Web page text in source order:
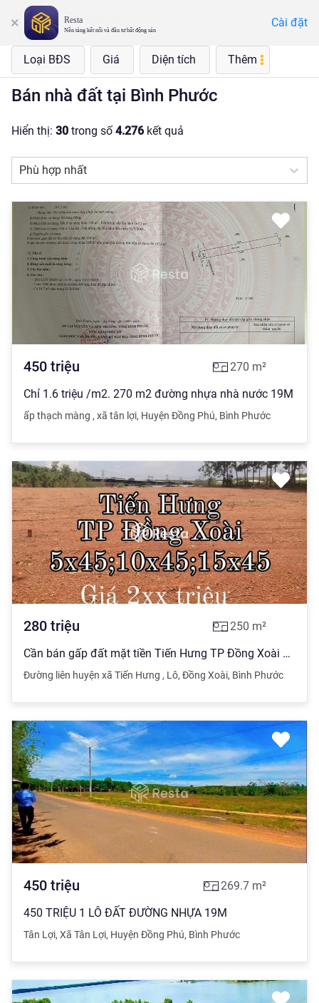
Resta
Nền tảng kết nối và đầu tư bất động sản
Cài đặt
Loại BĐS Giá Diện tích Thêm
Bán nhà đất tại Bình Phước
Hiển thị: 30 trong số4.276 kết quả
Phù hợp nhất
450 triệu 270 m²
Chỉ 1.6 triệu /m2. 270 m2 đường nhựa nhà nước 19M
ấp thạch màng , xã tân lợi, Huyện Đồng Phú, Bình Phước
280 triệu 250 m²
Cần bán gấp đất mặt tiền Tiến Hưng TP Đồng Xoài 5x45;10x45;15x45 đất thổ cư sổ sẵn
Đường liên huyện xã Tiến Hưng , Lô, Đồng Xoài, Bình Phước
450 triệu 269.7 m²
450 TRIỆU 1 LÔ ĐẤT ĐƯỜNG NHỰA 19M
Tân Lợi, Xã Tân Lợi, Huyện Đồng Phú, Bình Phước